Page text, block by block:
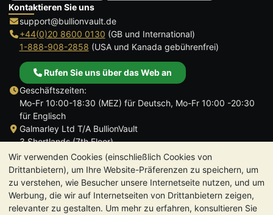
Wir verwenden Cookies (einschließlich Cookies von
Drittanbietern), um Ihre Website-Präferenzen zu speichern, um
zu verstehen, wie Besucher unsere Internetseite nutzen, und um
Werbung, die wir auf Internetseiten von Drittanbietern zeigen,
relevanter zu gestalten. Um mehr zu erfahren, konsultieren Sie
Kontaktieren Sie uns
support@bullionvault.de
+44(0)20 8600 0130 (GB und International)
1-888-908-2858 (USA und Kanada gebührenfrei)
Rufen Sie uns über das Web an
Geschäftszeiten:
Mo-Fr 10:00-18:30 (MEZ) für Deutsch, Mo-Fr 10:00 -20:30
für Englisch
Galmarley Ltd T/A BullionVault
3 Shortlands (7th Floor)
Hammersmith
London
W6 8DA
Großbritannien